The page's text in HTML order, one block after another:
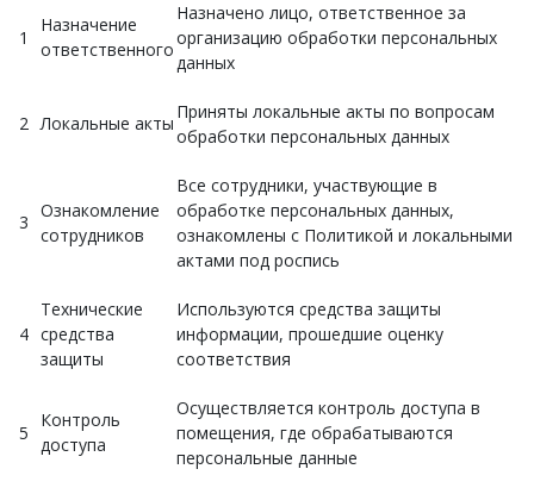
1
Назначение
ответственного
Назначено лицо, ответственное за
организацию обработки персональных
данных
2 Локальные акты
Приняты локальные акты по вопросам
обработки персональных данных
3
Ознакомление
сотрудников
Все сотрудники, участвующие в
обработке персональных данных,
ознакомлены с Политикой и локальными
актами под роспись
4
Технические
средства
защиты
Используются средства защиты
информации, прошедшие оценку
соответствия
5
Контроль
доступа
Осуществляется контроль доступа в
помещения, где обрабатываются
персональные данные